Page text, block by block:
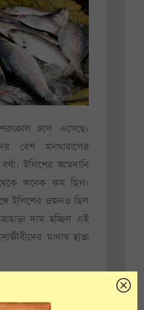
চলে এসেছে।
বেশ মনখারাপের
ইলিশের আমদানি
অনেক কম ছিল।
ইলিশের ওজনও ছিল
দাম হচ্ছিল এই
মাথায় হাত৷